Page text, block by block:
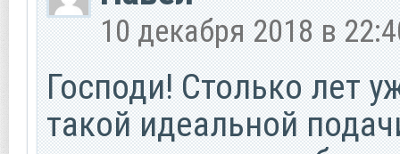
10 декабря 2018 в
Господи! Столько лет
такой идеальной